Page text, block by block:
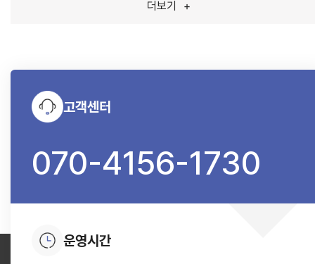
더보기 +
고객센터
070-4156-1730
운영시간